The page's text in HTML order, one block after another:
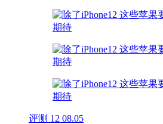
评测 12 08.05